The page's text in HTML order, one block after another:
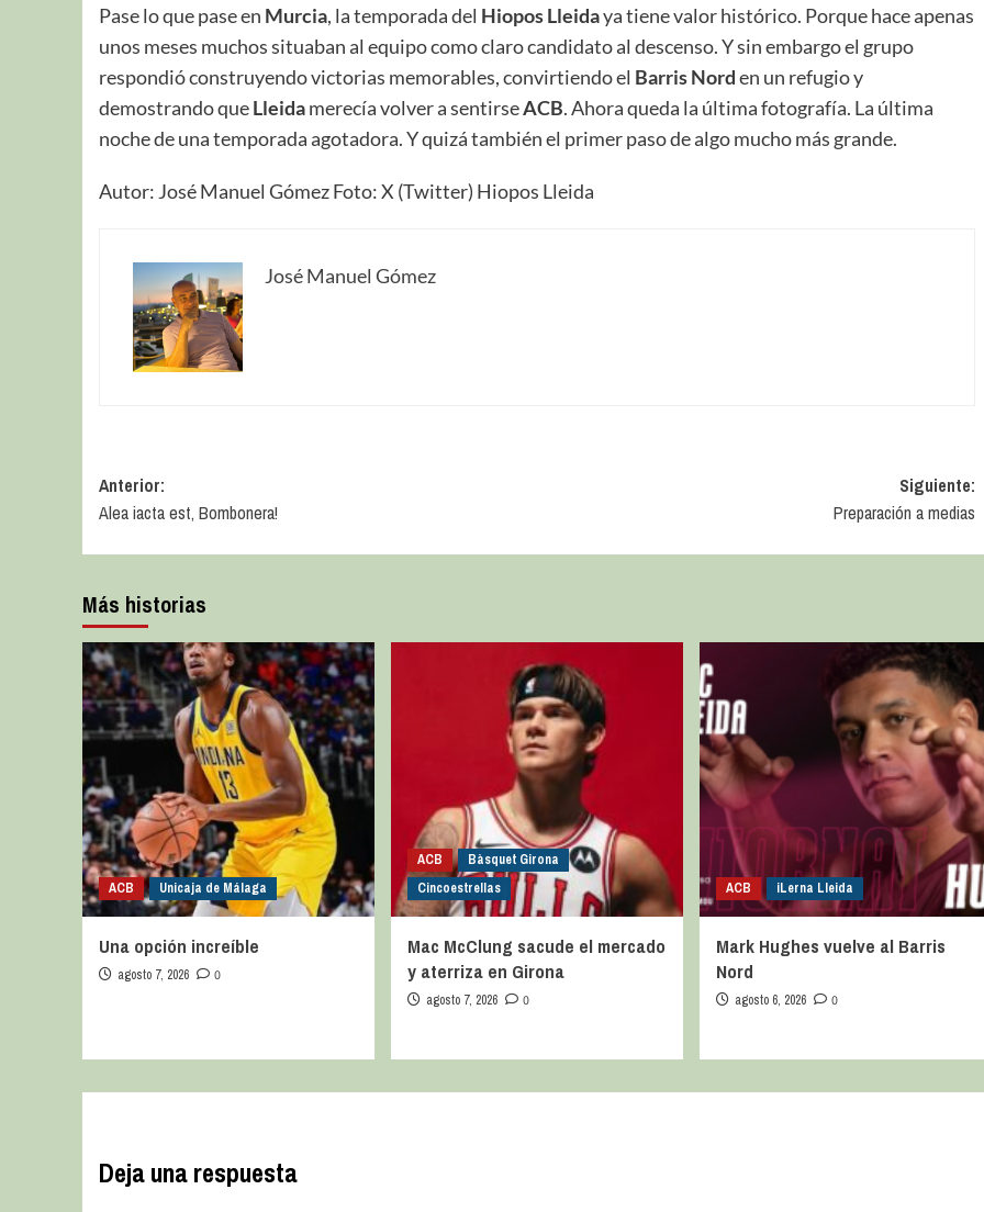
Pase lo que pase en Murcia, la temporada del Hiopos Lleidaya tiene valor histórico. Porque hace apenas
unos meses muchos situaban al equipo como claro candidato al descenso. Y sin embargo el grupo
respondió construyendo victorias memorables, convirtiendo el Barris Norden un refugio y
demostrando queLleidamerecía volver a sentirseACB. Ahora queda la última fotografía. La última
noche de una temporada agotadora. Y quizá también el primer paso de algo mucho más grande.
Autor: José Manuel Gómez Foto: X (Twitter) Hiopos Lleida
José Manuel Gómez
Anterior:
Alea iacta est, Bombonera!
Siguiente:
Preparación a medias
Más historias
ACB Unicaja de Málaga
Una opción increíble
agosto 7, 2026 0
ACB
Bàsquet Girona
Cincoestrellas
Mac McClung sacude el mercado
y aterriza en Girona
agosto 7, 2026 0
ACB iLerna Lleida
Mark Hughes vuelve al Barris
Nord
agosto 6, 2026 0
Deja una respuesta